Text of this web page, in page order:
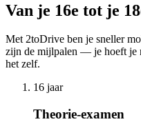
Van je 16e tot je
Met 2toDrive ben je sneller
zijn de mijlpalen — je hoeft je
het zelf.
16 jaar
Theorie-examen